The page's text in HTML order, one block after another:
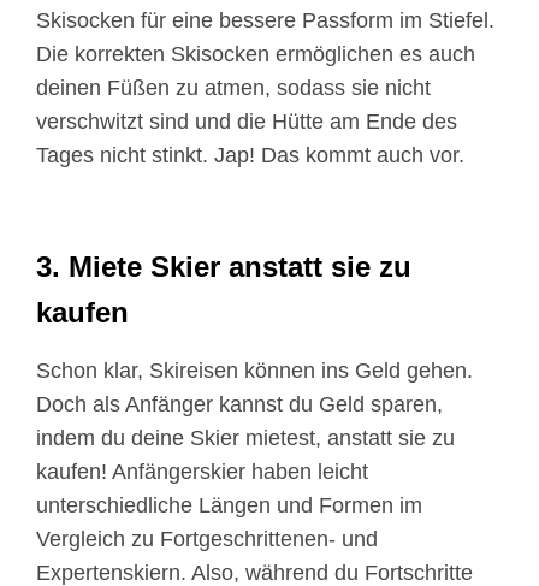
Skisocken für eine bessere Passform im Stiefel.
Die korrekten Skisocken ermöglichen es auch
deinen Füßen zu atmen, sodass sie nicht
verschwitzt sind und die Hütte am Ende des
Tages nicht stinkt. Jap! Das kommt auch vor.
3. Miete Skier anstatt sie zu
kaufen
Schon klar, Skireisen können ins Geld gehen.
Doch als Anfänger kannst du Geld sparen,
indem du deine Skier mietest, anstatt sie zu
kaufen! Anfängerskier haben leicht
unterschiedliche Längen und Formen im
Vergleich zu Fortgeschrittenen- und
Expertenskiern. Also, während du Fortschritte